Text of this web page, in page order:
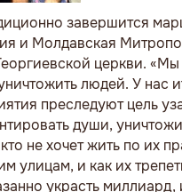
завершится
и Молдавская
церкви. «Мы
людей. У нас
преследуют цель
души,
не хочет жить по их
улицам, и как их
украсть